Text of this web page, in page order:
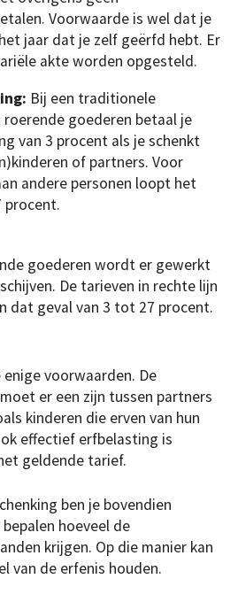
Voorwaarde is wel dat je
jaar dat je zelf geërfd hebt. Er
akte worden opgesteld.
Bij een traditionele
roerende goederen betaal je
van 3 procent als je schenkt
of partners. Voor
andere personen loopt het
goederen wordt er gewerkt
De tarieven in rechte lijn
dat geval van 3 tot 27 procent.
voorwaarden. De
er een zijn tussen partners
kinderen die erven van hun
effectief erfbelasting is
geldende tarief.
ben je bovendien
hoeveel de
krijgen. Op die manier kan
van de erfenis houden.